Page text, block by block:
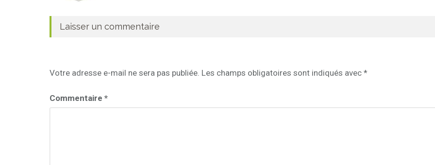
Laisser un commentaire
Votre adresse e-mail ne sera pas publiée. Les champs obligatoires sont indiqués avec *
Commentaire *